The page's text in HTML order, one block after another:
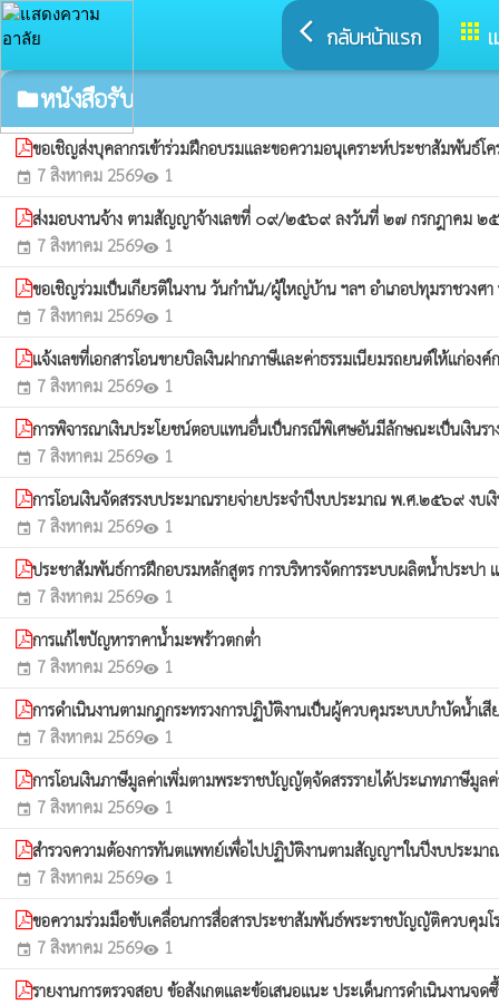
arrow_back_ios กลับหน้าแรก apps
folderหนังสือรับ
ขอเชิญส่งบุคลากรเข้าร่วมฝึกอบรมและขอความอนุเคราะห์ประชาสัมพันธ์โค
event 7 สิงหาคม 2569visibility 1
ส่งมอบงานจ้าง ตามสัญญาจ้างเลขที่ ๐๙/๒๕๖๙ ลงวันที่ ๒๗ กรกฎาคม ๒
event 7 สิงหาคม 2569visibility 1
ขอเชิญร่วมเป็นเกียรติในงาน วันกำนัน/ผู้ใหญ่บ้าน ฯลฯ อำเภอปทุมราชวง
event 7 สิงหาคม 2569visibility 1
แจ้งเลขที่เอกสารโอนขายบิลเงินฝากภาษีและค่าธรรมเนียมรถยนต์ให้แก่อ
event 7 สิงหาคม 2569visibility 1
การพิจารณาเงินประโยชน์ตอบแทนอื่นเป็นกรณีพิเศษอันมีลักษณะเป็นเงินรา
event 7 สิงหาคม 2569visibility 1
การโอนเงินจัดสรรงบประมาณรายจ่ายประจำปีงบประมาณ พ.ศ.๒๕๖๙ งบ
event 7 สิงหาคม 2569visibility 1
ประชาสัมพันธ์การฝึกอบรมหลักสูตร การบริหารจัดการระบบผลิตน้ำประ
event 7 สิงหาคม 2569visibility 1
การแก้ไขปัญหาราคาน้ำมะพร้าวตกต่ำ
event 7 สิงหาคม 2569visibility 1
การดำเนินงานตามกฎกระทรวงการปฏิบัติงานเป็นผู้ควบคุมระบบบำบัดน้ำ
event 7 สิงหาคม 2569visibility 1
การโอนเงินภาษีมูลค่าเพิ่มตามพระราชบัญญัตฺจัดสรรรายได้ประเภทภาษีมู
event 7 สิงหาคม 2569visibility 1
สำรวจความต้องการทันตแพทย์เพื่อไปปฏิบัติงานตามสัญญาฯในปีงบประ
event 7 สิงหาคม 2569visibility 1
ขอความร่วมมือขับเคลื่อนการสื่อสารประชาสัมพันธ์พระราชบัญญัติควบคุม
event 7 สิงหาคม 2569visibility 1
รายงานการตรวจสอบ ข้อสังเกตและข้อเสนอแนะ ประเด็นการดำเนินงา